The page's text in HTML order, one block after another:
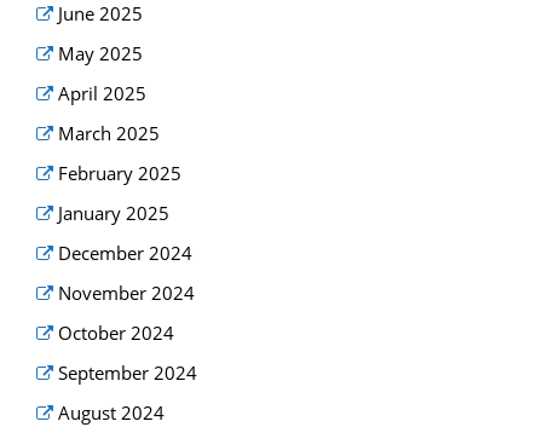
June 2025
May 2025
April 2025
March 2025
February 2025
January 2025
December 2024
November 2024
October 2024
September 2024
August 2024